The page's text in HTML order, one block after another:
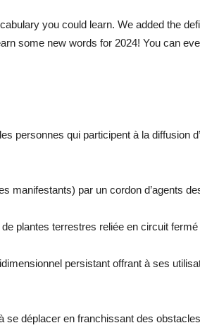
you could learn. We added the
some new words for 2024! You can
personnes qui participent à la diffusion
manifestants) par un cordon d’agents
plantes terrestres reliée en circuit fermé
persistant offrant à ses
se déplacer en franchissant des